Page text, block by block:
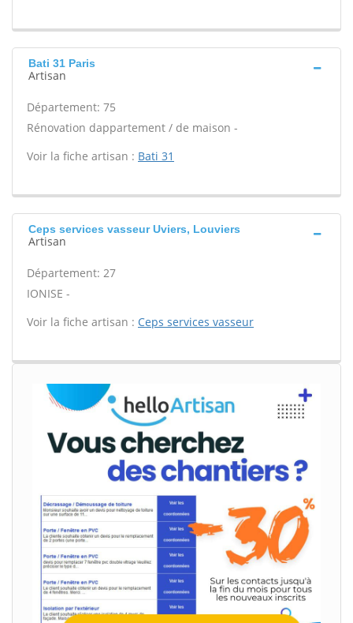
Bati 31 Paris
Artisan
Département: 75
Rénovation dappartement / de maison -
Voir la fiche artisan : Bati 31
Ceps services vasseur Uviers, Louviers
Artisan
Département: 27
IONISE -
Voir la fiche artisan : Ceps services vasseur